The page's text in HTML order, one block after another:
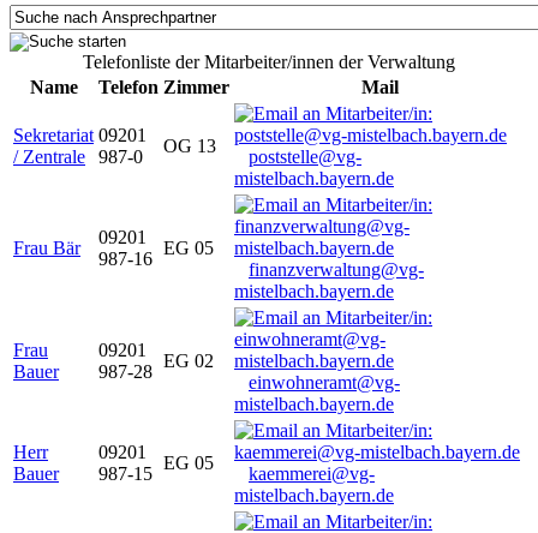
Telefonliste der Mitarbeiter/innen der Verwaltung
Name
Telefon Zimmer Mail
Sekretariat
/ Zentrale
09201
987-0
OG 13
poststelle@vg-
mistelbach.bayern.de
Frau Bär
09201
987-16
EG 05
finanzverwaltung@vg-
mistelbach.bayern.de
Frau
Bauer
09201
987-28
EG 02
einwohneramt@vg-
mistelbach.bayern.de
Herr
Bauer
09201
987-15
EG 05
kaemmerei@vg-
mistelbach.bayern.de